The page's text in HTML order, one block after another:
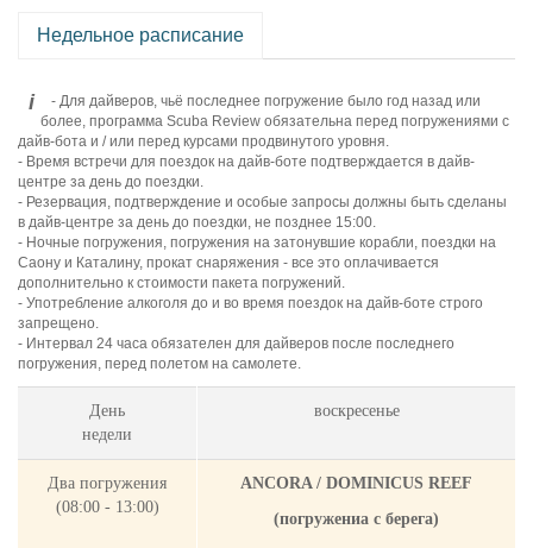
Недельное расписание
i
- Для дайверов, чьё последнее погружение было год назад или
более, программа Scuba Review обязательна перед погружениями с
дайв-бота и / или перед курсами продвинутого уровня.
- Время встречи для поездок на дайв-боте подтверждается в дайв-
центре за день до поездки.
- Резервация, подтверждение и особые запросы должны быть сделаны
в дайв-центре за день до поездки, не позднее 15:00.
- Ночные погружения, погружения на затонувшие корабли, поездки на
Саону и Каталину, прокат снаряжения - все это оплачивается
дополнительно к стоимости пакета погружений.
- Употребление алкоголя до и во время поездок на дайв-боте строго
запрещено.
- Интервал 24 часа обязателен для дайверов после последнего
погружения, перед полетом на самолете.
День
недели
воскресенье
Два погружения
(08:00 - 13:00)
ANCORA / DOMINICUS REEF
(погружениa с берега)